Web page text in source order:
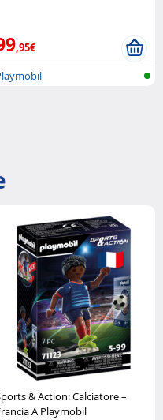
,95€
& Action: Calciatore –
A Playmobil